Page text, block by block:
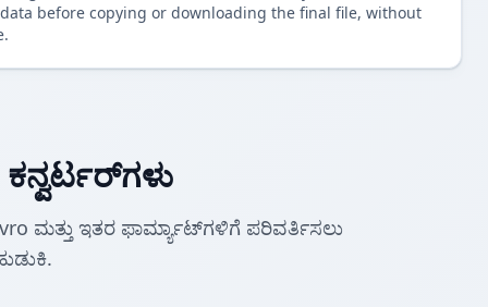
before copying or downloading the final file, without
ಮತ್ತು ಇತರ ಫಾರ್ಮ್ಯಾಟ್‌ಗಳಿಗೆ ಪರಿವರ್ತಿಸಲು